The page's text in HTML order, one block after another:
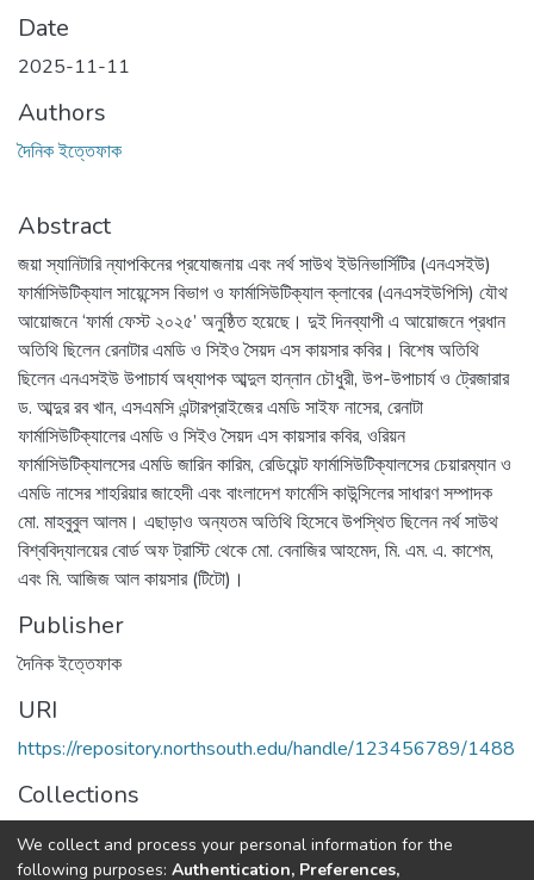
Date
2025-11-11
Authors
দৈনিক ইত্তেফাক
Abstract
জয়া স্যানিটারি ন্যাপকিনের প্রযোজনায় এবং নর্থ সাউথ ইউনিভার্সিটির (এনএসইউ)
ফার্মাসিউটিক্যাল সায়েন্সেস বিভাগ ও ফার্মাসিউটিক্যাল ক্লাবের (এনএসইউপিসি) যৌথ
আয়োজনে ‘ফার্মা ফেস্ট ২০২৫’ অনুষ্ঠিত হয়েছে। দুই দিনব্যাপী এ আয়োজনে প্রধান
অতিথি ছিলেন রেনাটার এমডি ও সিইও সৈয়দ এস কায়সার কবির। বিশেষ অতিথি
ছিলেন এনএসইউ উপাচার্য অধ্যাপক আব্দুল হান্নান চৌধুরী, উপ-উপাচার্য ও ট্রেজারার
ড. আব্দুর রব খান, এসএমসি এন্টারপ্রাইজের এমডি সাইফ নাসের, রেনাটা
ফার্মাসিউটিক্যালের এমডি ও সিইও সৈয়দ এস কায়সার কবির, ওরিয়ন
ফার্মাসিউটিক্যালসের এমডি জারিন কারিম, রেডিয়েন্ট ফার্মাসিউটিক্যালসের চেয়ারম্যান ও
এমডি নাসের শাহরিয়ার জাহেদী এবং বাংলাদেশ ফার্মেসি কাউন্সিলের সাধারণ সম্পাদক
মো. মাহবুবুল আলম। এছাড়াও অন্যতম অতিথি হিসেবে উপস্থিত ছিলেন নর্থ সাউথ
বিশ্ববিদ্যালয়ের বোর্ড অফ ট্রাস্টি থেকে মো. বেনাজির আহমেদ, মি. এম. এ. কাশেম,
এবং মি. আজিজ আল কায়সার (টিটো)।
Publisher
দৈনিক ইত্তেফাক
URI
https://repository.northsouth.edu/handle/123456789/1488
Collections
NSU News
We collect and process your personal information for the
following purposes: Authentication, Preferences,